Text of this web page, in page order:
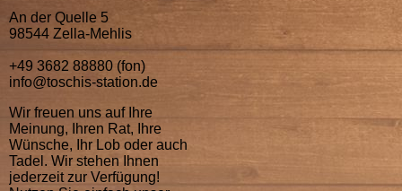
An der Quelle 5
98544 Zella-Mehlis
+49 3682 88880 (fon)
info@toschis-station.de
Wir freuen uns auf Ihre
Meinung, Ihren Rat, Ihre
Wün­sche, Ihr Lob oder auch
Tadel. Wir stehen Ihnen
jederzeit zur Verfügung!